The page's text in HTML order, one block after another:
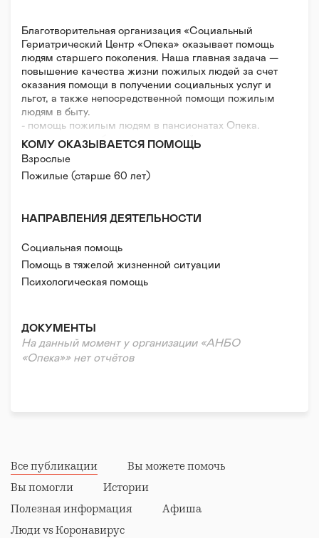
Благотворительная организация «Социальный
Гериатрический Центр «Опека» оказывает помощь
людям старшего поколения. Наша главная задача —
повышение качества жизни пожилых людей за счет
оказания помощи в получении социальных услуг и
льгот, а также непосредственной помощи пожилым
людям в быту.
- помощь пожилым людям в пансионатах Опека.
- проведение вебинаров для людей, ухаживающих за
родственниками с деменцией.
- бесплатное оформление документов для
размещения по гос программе в наших
КОМУ ОКАЗЫВАЕТСЯ ПОМОЩЬ
Взрослые
Пожилые (старше 60 лет)
НАПРАВЛЕНИЯ ДЕЯТЕЛЬНОСТИ
Социальная помощь
Помощь в тяжелой жизненной ситуации
Психологическая помощь
ДОКУМЕНТЫ
На данный момент у организации «АНБО
«Опека»» нет отчётов
Все публикации
Вы можете помочь
Вы помогли
Истории
Полезная информация
Афиша
Люди vs Коронавирус